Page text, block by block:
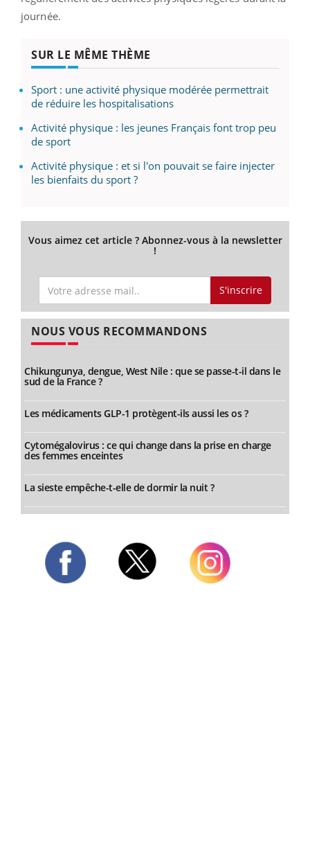
journée.
SUR LE MÊME THÈME
Sport : une activité physique modérée permettrait
de réduire les hospitalisations
Activité physique : les jeunes Français font trop peu
de sport
Activité physique : et si l'on pouvait se faire injecter
les bienfaits du sport ?
Vous aimez cet article ? Abonnez-vous à la newsletter
!
S'inscrire
NOUS VOUS RECOMMANDONS
Chikungunya, dengue, West Nile : que se passe-t-il dans le
sud de la France ?
Les médicaments GLP-1 protègent-ils aussi les os ?
Cytomégalovirus : ce qui change dans la prise en charge
des femmes enceintes
La sieste empêche-t-elle de dormir la nuit ?